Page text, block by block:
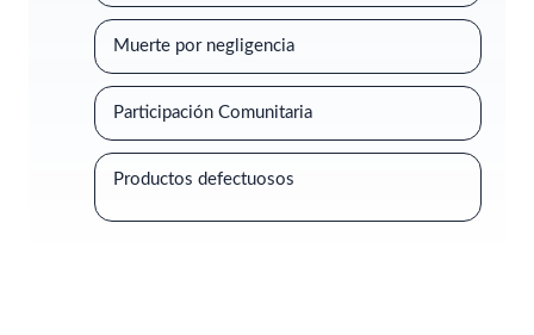
Muerte por negligencia
Participación Comunitaria
Productos defectuosos